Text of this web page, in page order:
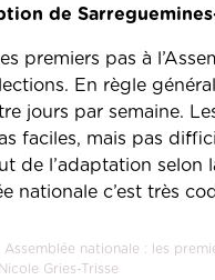
de
premiers pas à
En règle
jours par semaine.
faciles, mais pas
de l’adaptation selon
nationale c’est très
Assemblée nationale : les
Gries-Trisse